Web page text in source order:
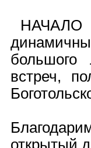
НАЧАЛО
встреч,
открытый